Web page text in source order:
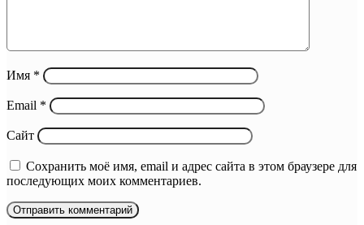
Имя *
Email *
Сайт
Сохранить моё имя, email и адрес сайта в этом браузере для
последующих моих комментариев.